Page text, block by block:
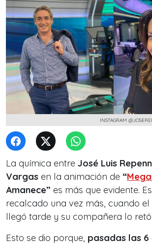
INSTAGRAM
La química entre José Luis
Vargas en la animación de “
Amanece” es más que evidente.
recalcado una vez más, cuando
llegó tarde y su compañera lo
Esto se dio porque, pasadas las 6